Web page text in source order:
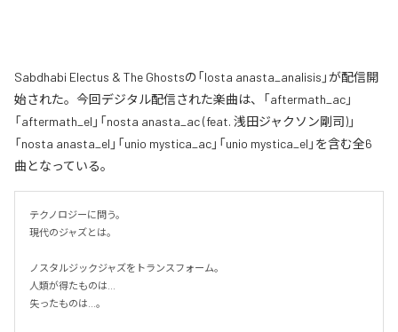
Sabdhabi Electus & The Ghostsの「losta anasta_analisis」が配信開
始された。今回デジタル配信された楽曲は、「aftermath_ac」
「aftermath_el」「nosta anasta_ac (feat. 浅田ジャクソン剛司)」
「nosta anasta_el」「unio mystica_ac」「unio mystica_el」を含む全6
曲となっている。
テクノロジーに問う。
現代のジャズとは。
ノスタルジックジャズをトランスフォーム。
人類が得たものは...
失ったものは...。